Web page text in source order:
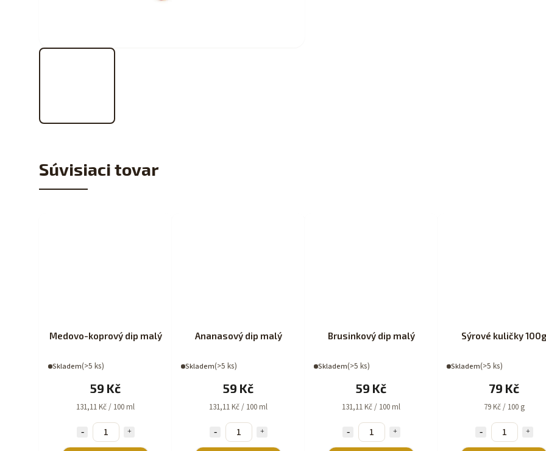
Súvisiaci tovar
Medovo-koprový dip malý
Skladem(>5 ks)
59 Kč
131,11 Kč / 100 ml
Ananasový dip malý
Skladem(>5 ks)
59 Kč
131,11 Kč / 100 ml
Brusinkový dip malý
Skladem(>5 ks)
59 Kč
131,11 Kč / 100 ml
Sýrové kuličky
Skladem(>5 ks)
79 Kč
79 Kč / 100 g